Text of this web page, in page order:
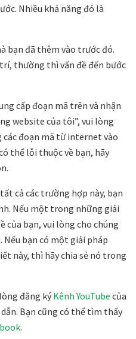
Nhiều khả năng đó là
bạn đã thêm vào trước đó.
thường thì vấn đề đến bước
cấp đoạn mã trên và nhận
website của tôi”, vui lòng
đoạn mã từ internet vào
thể lỗi thuộc về bạn, hãy
cả các trường hợp này, bạn
Nếu một trong những giải
của bạn, vui lòng cho chúng
bạn có một giải pháp
này, thì hãy chia sẻ nó trong
đăng ký Kênh YouTube của
Bạn cũng có thể tìm thấy
.